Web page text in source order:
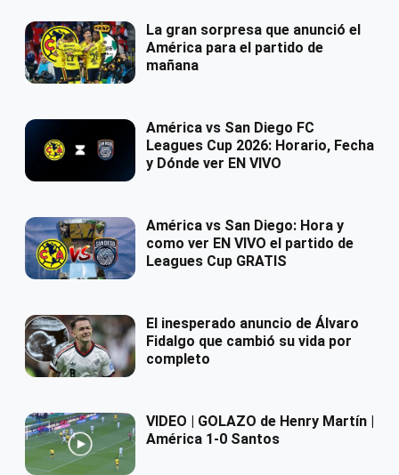
La gran sorpresa que anunció el
América para el partido de
mañana
América vs San Diego FC
Leagues Cup 2026: Horario, Fecha
y Dónde ver EN VIVO
América vs San Diego: Hora y
como ver EN VIVO el partido de
Leagues Cup GRATIS
El inesperado anuncio de Álvaro
Fidalgo que cambió su vida por
completo
VIDEO | GOLAZO de Henry Martín |
América 1-0 Santos